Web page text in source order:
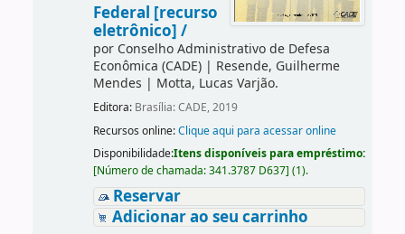
Federal [recurso
eletrônico] /
por Conselho Administrativo de Defesa
Econômica (CADE)| Resende, Guilherme
Mendes | Motta, Lucas Varjão.
Editora: Brasília: CADE, 2019
Recursos online:Clique aqui para acessar online
Disponibilidade:Itens disponíveis para empréstimo:
[Número de chamada:341.3787 D637] (1).
Reservar
Adicionar ao seu carrinho